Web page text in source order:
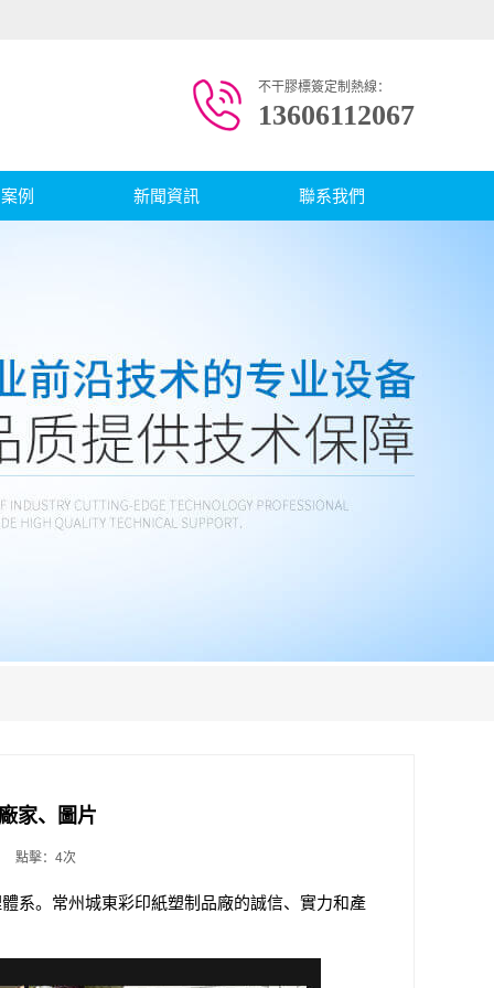
不干膠標簽定制熱線：
13606112067
例 新聞資訊 聯系我們
家、圖片
點擊：4次
系。常州城東彩印紙塑制品廠的誠信、實力和產